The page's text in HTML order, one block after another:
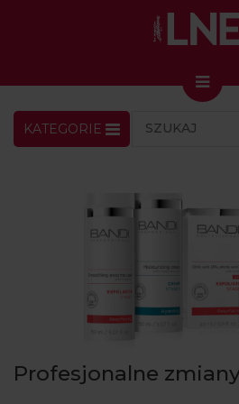
LNENEWS
KONGRES I
Skin Master w Warszawie
O NAS
KATEGORIE
Profesjonalne